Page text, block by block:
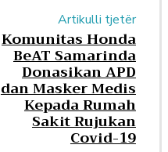
Artikulli tjetër
Komunitas Honda
BeAT Samarinda
Donasikan APD
dan Masker Medis
Kepada Rumah
Sakit Rujukan
Covid-19